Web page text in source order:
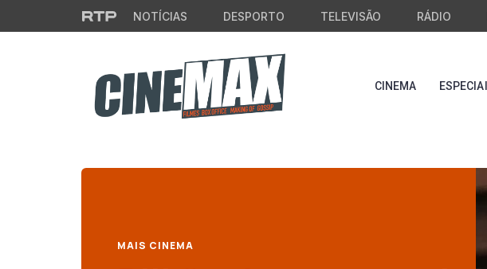
Saltar para o conteúdo principal
NOTÍCIAS DESPORTO TELEVISÃO RÁDIO
CINEMA
MAIS CINEMA